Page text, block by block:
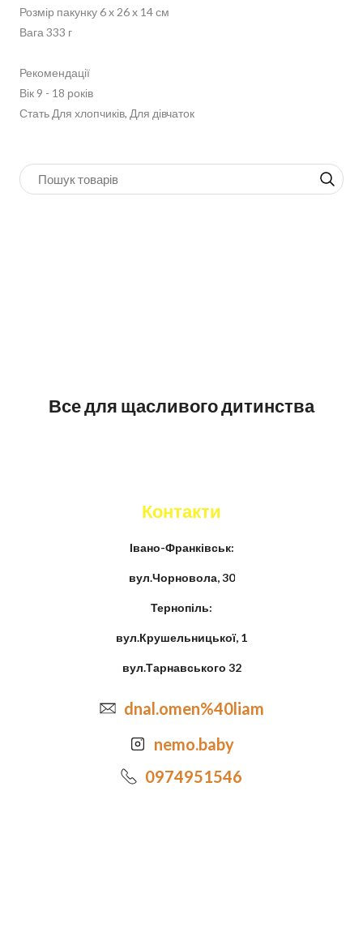
Розмір пакунку 6 x 26 x 14 см
Вага 333 г
Рекомендації
Вік 9 - 18 років
Стать Для хлопчиків, Для дівчаток
Все для щасливого дитинства
Контакти
Івано-Франківськ:
вул.Чорновола, 30
Тернопіль:
вул.Крушельницької, 1
вул.Тарнавського 32
dnal.omen%40liam
nemo.baby
0974951546